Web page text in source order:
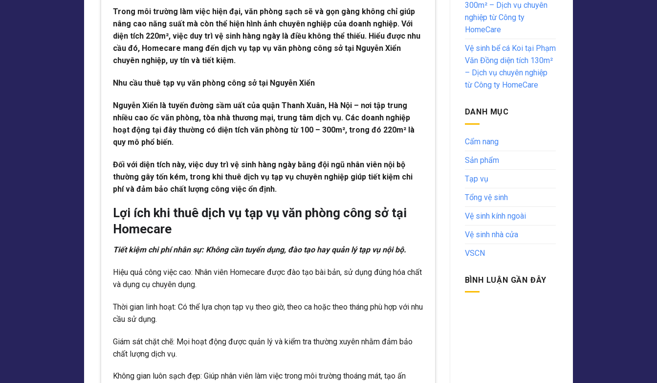
Trong môi trường làm việc hiện đại, văn phòng sạch sẽ và gọn gàng không chỉ giúp
nâng cao năng suất mà còn thể hiện hình ảnh chuyên nghiệp của doanh nghiệp. Với
diện tích 220m², việc duy trì vệ sinh hàng ngày là điều không thể thiếu. Hiểu được nhu
cầu đó, Homecare mang đến dịch vụ tạp vụ văn phòng công sở tại Nguyễn Xiển
chuyên nghiệp, uy tín và tiết kiệm.
Nhu cầu thuê tạp vụ văn phòng công sở tại Nguyễn Xiển
Nguyễn Xiển là tuyến đường sầm uất của quận Thanh Xuân, Hà Nội – nơi tập trung
nhiều cao ốc văn phòng, tòa nhà thương mại, trung tâm dịch vụ. Các doanh nghiệp
hoạt động tại đây thường có diện tích văn phòng từ 100 – 300m², trong đó 220m² là
quy mô phổ biến.
Đối với diện tích này, việc duy trì vệ sinh hàng ngày bằng đội ngũ nhân viên nội bộ
thường gây tốn kém, trong khi thuê dịch vụ tạp vụ chuyên nghiệp giúp tiết kiệm chi
phí và đảm bảo chất lượng công việc ổn định.
Lợi ích khi thuê dịch vụ tạp vụ văn phòng công sở tại
Homecare
Tiết kiệm chi phí nhân sự: Không cần tuyển dụng, đào tạo hay quản lý tạp vụ nội bộ.
Hiệu quả công việc cao: Nhân viên Homecare được đào tạo bài bản, sử dụng đúng hóa chất
và dụng cụ chuyên dụng.
Thời gian linh hoạt: Có thể lựa chọn tạp vụ theo giờ, theo ca hoặc theo tháng phù hợp với nhu
cầu sử dụng.
Giám sát chặt chẽ: Mọi hoạt động được quản lý và kiểm tra thường xuyên nhằm đảm bảo
chất lượng dịch vụ.
Không gian luôn sạch đẹp: Giúp nhân viên làm việc trong môi trường thoáng mát, tạo ấn
300m² – Dịch vụ chuyên
nghiệp từ Công ty
HomeCare
Vệ sinh bể cá Koi tại Phạm
Văn Đồng diện tích 130m²
– Dịch vụ chuyên nghiệp
từ Công ty HomeCare
DANH MỤC
Cẩm nang
Sản phẩm
Tạp vụ
Tổng vệ sinh
Vệ sinh kính ngoài
Vệ sinh nhà cửa
VSCN
BÌNH LUẬN GẦN ĐÂY